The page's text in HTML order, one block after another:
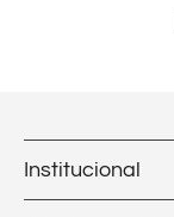
Institucional